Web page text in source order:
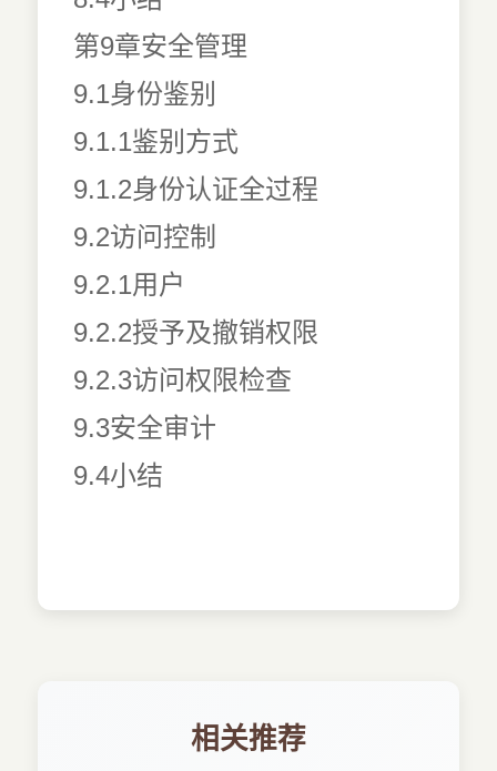
第9章安全管理
9.1身份鉴别
9.1.1鉴别方式
9.1.2身份认证全过程
9.2访问控制
9.2.1用户
9.2.2授予及撤销权限
9.2.3访问权限检查
9.3安全审计
9.4小结
相关推荐